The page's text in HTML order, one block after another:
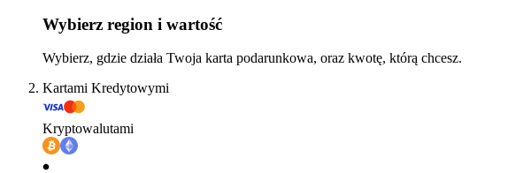
Wybierz region i wartość
Wybierz, gdzie działa Twoja karta podarunkowa, oraz kwotę, którą chcesz.
Kartami Kredytowymi
Kryptowalutami